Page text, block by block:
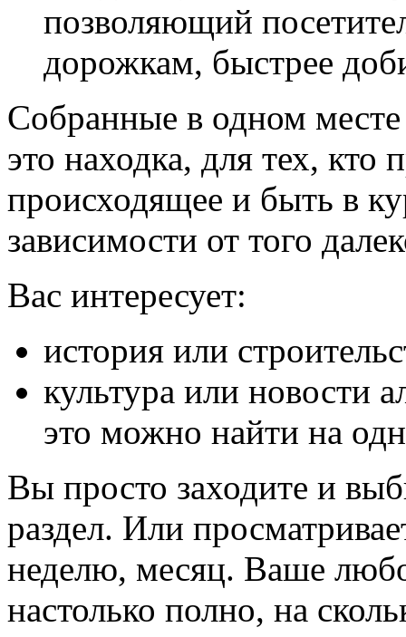
позволяющий
дорожкам, быстрее
Собранные в одном
это находка, для тех, кто
происходящее и быть в
зависимости от того
Вас интересует:
история или
культура или новости
это можно найти на
Вы просто заходите и
раздел. Или
неделю, месяц. Ваше
настолько полно, на